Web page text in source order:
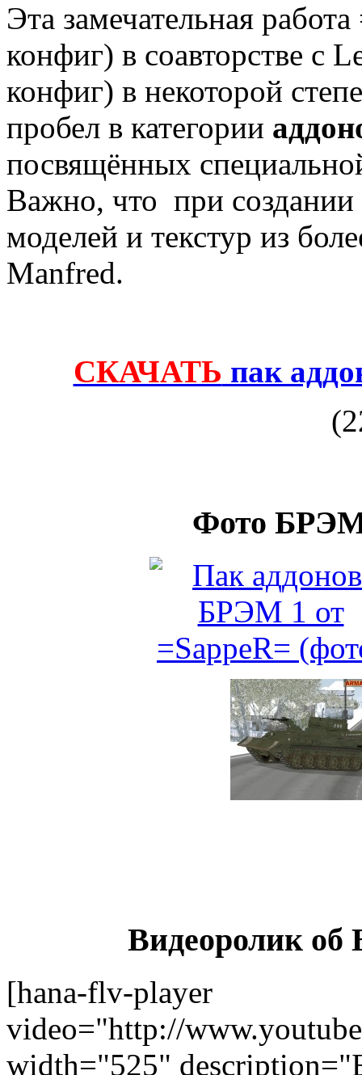
Эта замечательная
конфиг) в соавторстве с
конфиг) в некоторой
пробел в категории
посвящённых
Важно, что при создании
моделей и текстур из
Manfred.
СКАЧАТЬ пак
Фото
Видеоролик
[hana-flv-player
video="http://
width="525"